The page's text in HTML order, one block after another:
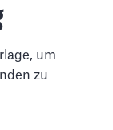
um
zu